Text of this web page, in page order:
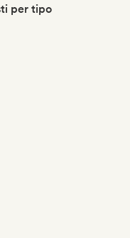
per tipo